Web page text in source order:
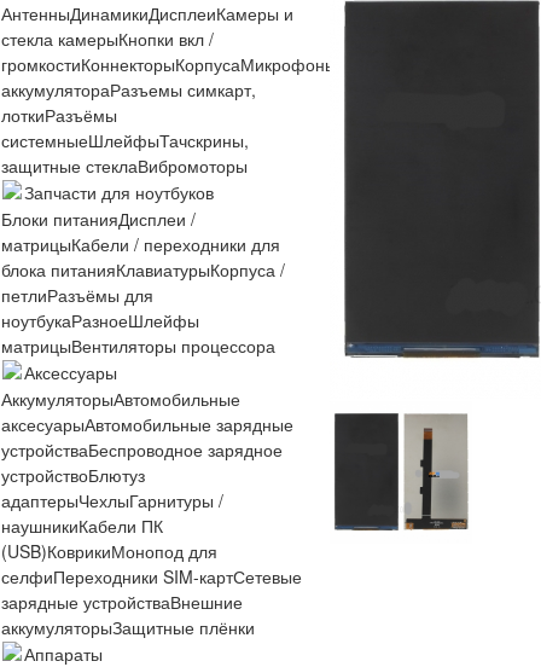
АнтенныДинамикиДисплеиКамеры и
стекла камерыКнопки вкл /
громкостиКоннекторыКорпусаМикрофоны
аккумулятораРазъемы симкарт,
лоткиРазъёмы
системныеШлейфыТачскрины,
защитные стеклаВибромоторы
Запчасти для ноутбуков
Блоки питанияДисплеи /
матрицыКабели / переходники для
блока питанияКлавиатурыКорпуса /
петлиРазъёмы для
ноутбукаРазноеШлейфы
матрицыВентиляторы процессора
Аксессуары
АккумуляторыАвтомобильные
аксесуарыАвтомобильные зарядные
устройстваБеспроводное зарядное
устройствоБлютуз
адаптерыЧехлыГарнитуры /
наушникиКабели ПК
(USB)КоврикиМонопод для
селфиПереходники SIM-картСетевые
зарядные устройстваВнешние
аккумуляторыЗащитные плёнки
Аппараты